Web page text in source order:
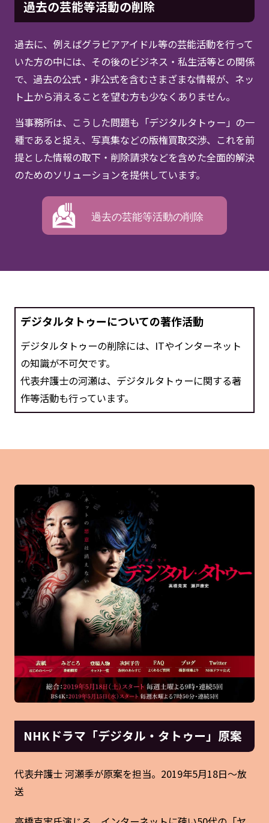
過去の芸能等活動の削除
過去に、例えばグラビアアイドル等の芸能活動を行って
いた方の中には、その後のビジネス・私生活等との関係
で、過去の公式・非公式を含むさまざまな情報が、ネッ
ト上から消えることを望む方も少なくありません。
当事務所は、こうした問題も「デジタルタトゥー」の一
種であると捉え、写真集などの版権買取交渉、これを前
提とした情報の取下・削除請求などを含めた全面的解決
のためのソリューションを提供しています。
過去の芸能等活動の削除
デジタルタトゥーについての著作活動
デジタルタトゥーの削除には、ITやインターネット
の知識が不可欠です。
代表弁護士の河瀬は、デジタルタトゥーに関する著
作等活動も行っています。
NHKドラマ「デジタル・タトゥー」原案
代表弁護士 河瀬季が原案を担当。2019年5月18日～放
送